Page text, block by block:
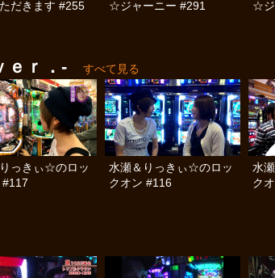
だきます #255
☆ジャーニー #291
☆ジ
ｅｒ．- すべて見る
っきぃ☆のロッ
#117
水瀬＆りっきぃ☆のロッ
クオン #116
水
ク